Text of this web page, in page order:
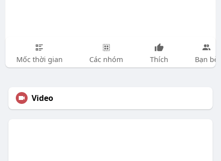
Mốc thời gian Các nhóm Thích Bạn bè
Video